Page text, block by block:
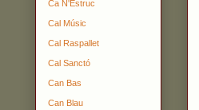
Ca N'Estruc
Cal Músic
Cal Raspallet
Cal Sanctó
Can Bas
Can Blau